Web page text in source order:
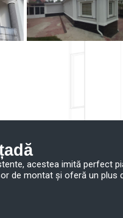
acestea imită perfect
de montat și oferă un plus